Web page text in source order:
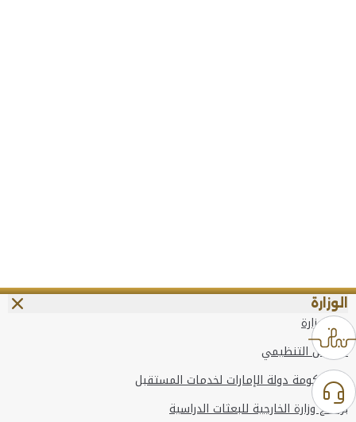
الوزارة
عن الوزارة
الهيكل التنظيمي
وعد حكومة دولة الإمارات لخدمات المستقبل
برنامج وزارة الخارجية للبعثات الدراسية